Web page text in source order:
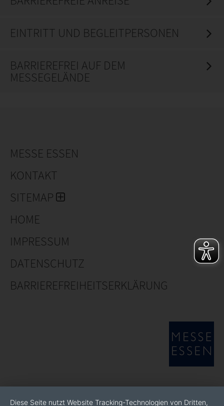
EINTRITT UND BEGLEITPERSONEN
BARRIEREFREI AUF DEM
MESSEGELÄNDE
MESSE ESSEN
KONTAKT
SITEMAP
HOME
IMPRESSUM
DATENSCHUTZ
BARRIEREFREIHEITSERKLÄRUNG
Diese Seite nutzt Website Tracking-Technologien von Dritten,